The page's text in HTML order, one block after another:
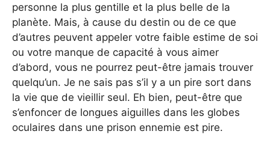
personne la plus gentille et la plus belle de la
planète. Mais, à cause du destin ou de ce que
d’autres peuvent appeler votre faible estime de soi
ou votre manque de capacité à vous aimer
d’abord, vous ne pourrez peut-être jamais trouver
quelqu’un. Je ne sais pas s’il y a un pire sort dans
la vie que de vieillir seul. Eh bien, peut-être que
s’enfoncer de longues aiguilles dans les globes
oculaires dans une prison ennemie est pire.